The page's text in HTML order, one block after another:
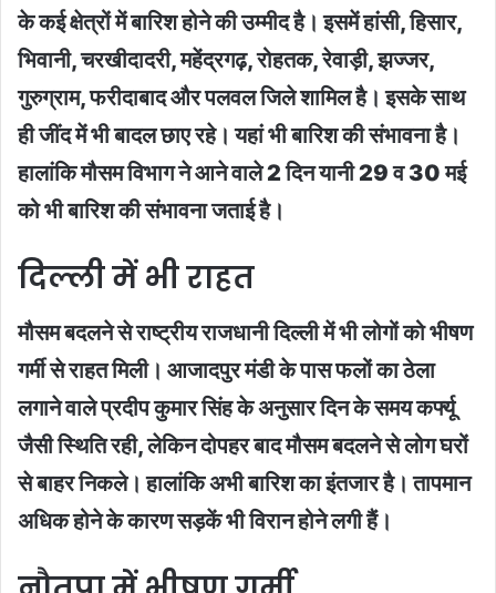
के कई क्षेत्रों में बारिश होने की उम्मीद है। इसमें हांसी, हिसार,
भिवानी, चरखीदादरी, महेंद्रगढ़, रोहतक, रेवाड़ी, झज्जर,
गुरुग्राम, फरीदाबाद और पलवल जिले शामिल है। इसके साथ
ही जींद में भी बादल छाए रहे। यहां भी बारिश की संभावना है।
हालांकि मौसम विभाग ने आने वाले 2 दिन यानी 29 व 30 मई
को भी बारिश की संभावना जताई है।
दिल्ली में भी राहत
मौसम बदलने से राष्ट्रीय राजधानी दिल्ली में भी लोगों को भीषण
गर्मी से राहत मिली। आजादपुर मंडी के पास फलों का ठेला
लगाने वाले प्रदीप कुमार सिंह के अनुसार दिन के समय कर्फ्यू
जैसी स्थिति रही, लेकिन दोपहर बाद मौसम बदलने से लोग घरों
से बाहर निकले। हालांकि अभी बारिश का इंतजार है। तापमान
अधिक होने के कारण सड़कें भी विरान होने लगी हैं।